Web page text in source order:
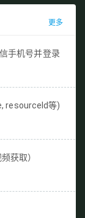
更多
手机号并登录
resourceId等)
获取）